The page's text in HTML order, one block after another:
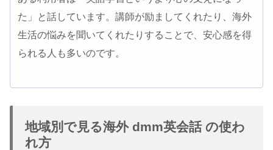
た」と話しています。講師が励ましてくれたり、海外
生活の悩みを聞いてくれたりすることで、安心感を得
られる人も多いのです。
地域別で見る海外 dmm英会話 の使わ
れ方